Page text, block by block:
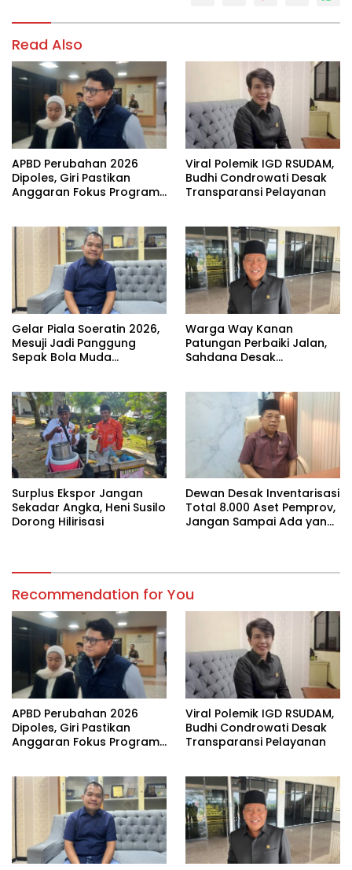
Read Also
APBD Perubahan 2026
Dipoles, Giri Pastikan
Anggaran Fokus Program
Viral Polemik IGD RSUDAM,
Budhi Condrowati Desak
Transparansi Pelayanan
Gelar Piala Soeratin 2026,
Mesuji Jadi Panggung
Sepak Bola Muda
Warga Way Kanan
Patungan Perbaiki Jalan,
Sahdana Desak
Surplus Ekspor Jangan
Sekadar Angka, Heni Susilo
Dorong Hilirisasi
Dewan Desak Inventarisasi
Total 8.000 Aset Pemprov,
Jangan Sampai Ada yang
Recommendation for You
APBD Perubahan 2026
Dipoles, Giri Pastikan
Anggaran Fokus Program
Viral Polemik IGD RSUDAM,
Budhi Condrowati Desak
Transparansi Pelayanan